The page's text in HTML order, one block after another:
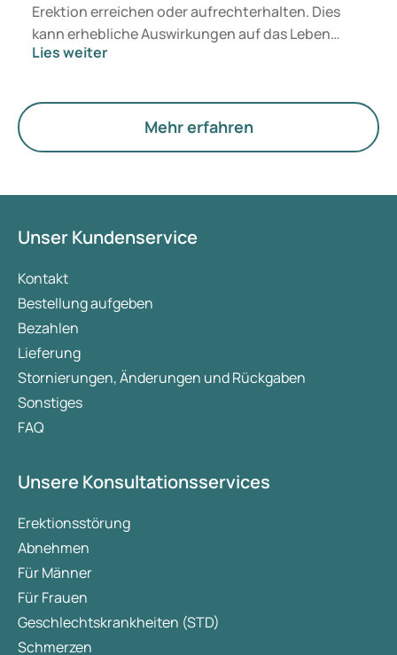
Erektion erreichen oder aufrechterhalten. Dies
kann erhebliche Auswirkungen auf das Leben
haben, sowohl psychisch als auch physisch.
es sind auch Medikamente zur Behandlung von
Erektionsproblemen erhältlich, wie zum Beispiel
Viagra. Für viele Männer spielen Faktoren
zu Ihrer Situation? Hier besprechen wir die
Medikaments und seine Wirkungsweise.
Lies weiter
Mehr erfahren
Unser Kundenservice
Kontakt
Bestellung aufgeben
Bezahlen
Lieferung
Stornierungen, Änderungen und Rückgaben
Sonstiges
FAQ
Unsere Konsultationsservices
Erektionsstörung
Abnehmen
Für Männer
Für Frauen
Geschlechtskrankheiten (STD)
Schmerzen